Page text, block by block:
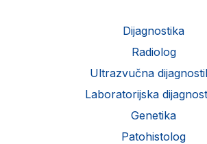
Dijagnostika
Radiolog
Ultrazvučna
Laboratorijska
Genetika
Patohistolog